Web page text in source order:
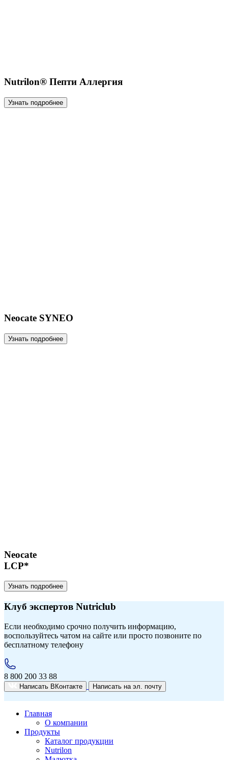
Nutrilon® Пепти Аллергия
Узнать подробнее
Neocate SYNEO
Узнать подробнее
Neocate
LCP*
Узнать подробнее
Клуб экспертов Nutriclub
Если необходимо срочно получить информацию,
воспользуйтесь чатом на сайте или просто позвоните по
бесплатному телефону
8 800 200 33 88
Написать ВКонтакте Написать на эл. почту
Главная
О компании
Продукты
Каталог продукции
Nutrilon